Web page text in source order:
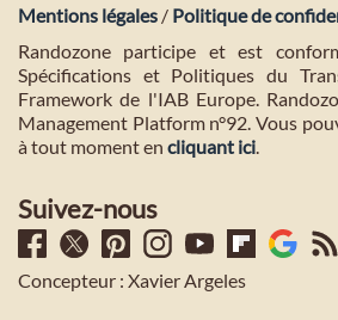
Mentions légales / Politique de
Randozone participe et est
Spécifications et Politiques du
Framework de l'IAB Europe.
Management Platform n°92. Vous
à tout moment en cliquant ici.
Suivez-nous
Concepteur : Xavier Argeles